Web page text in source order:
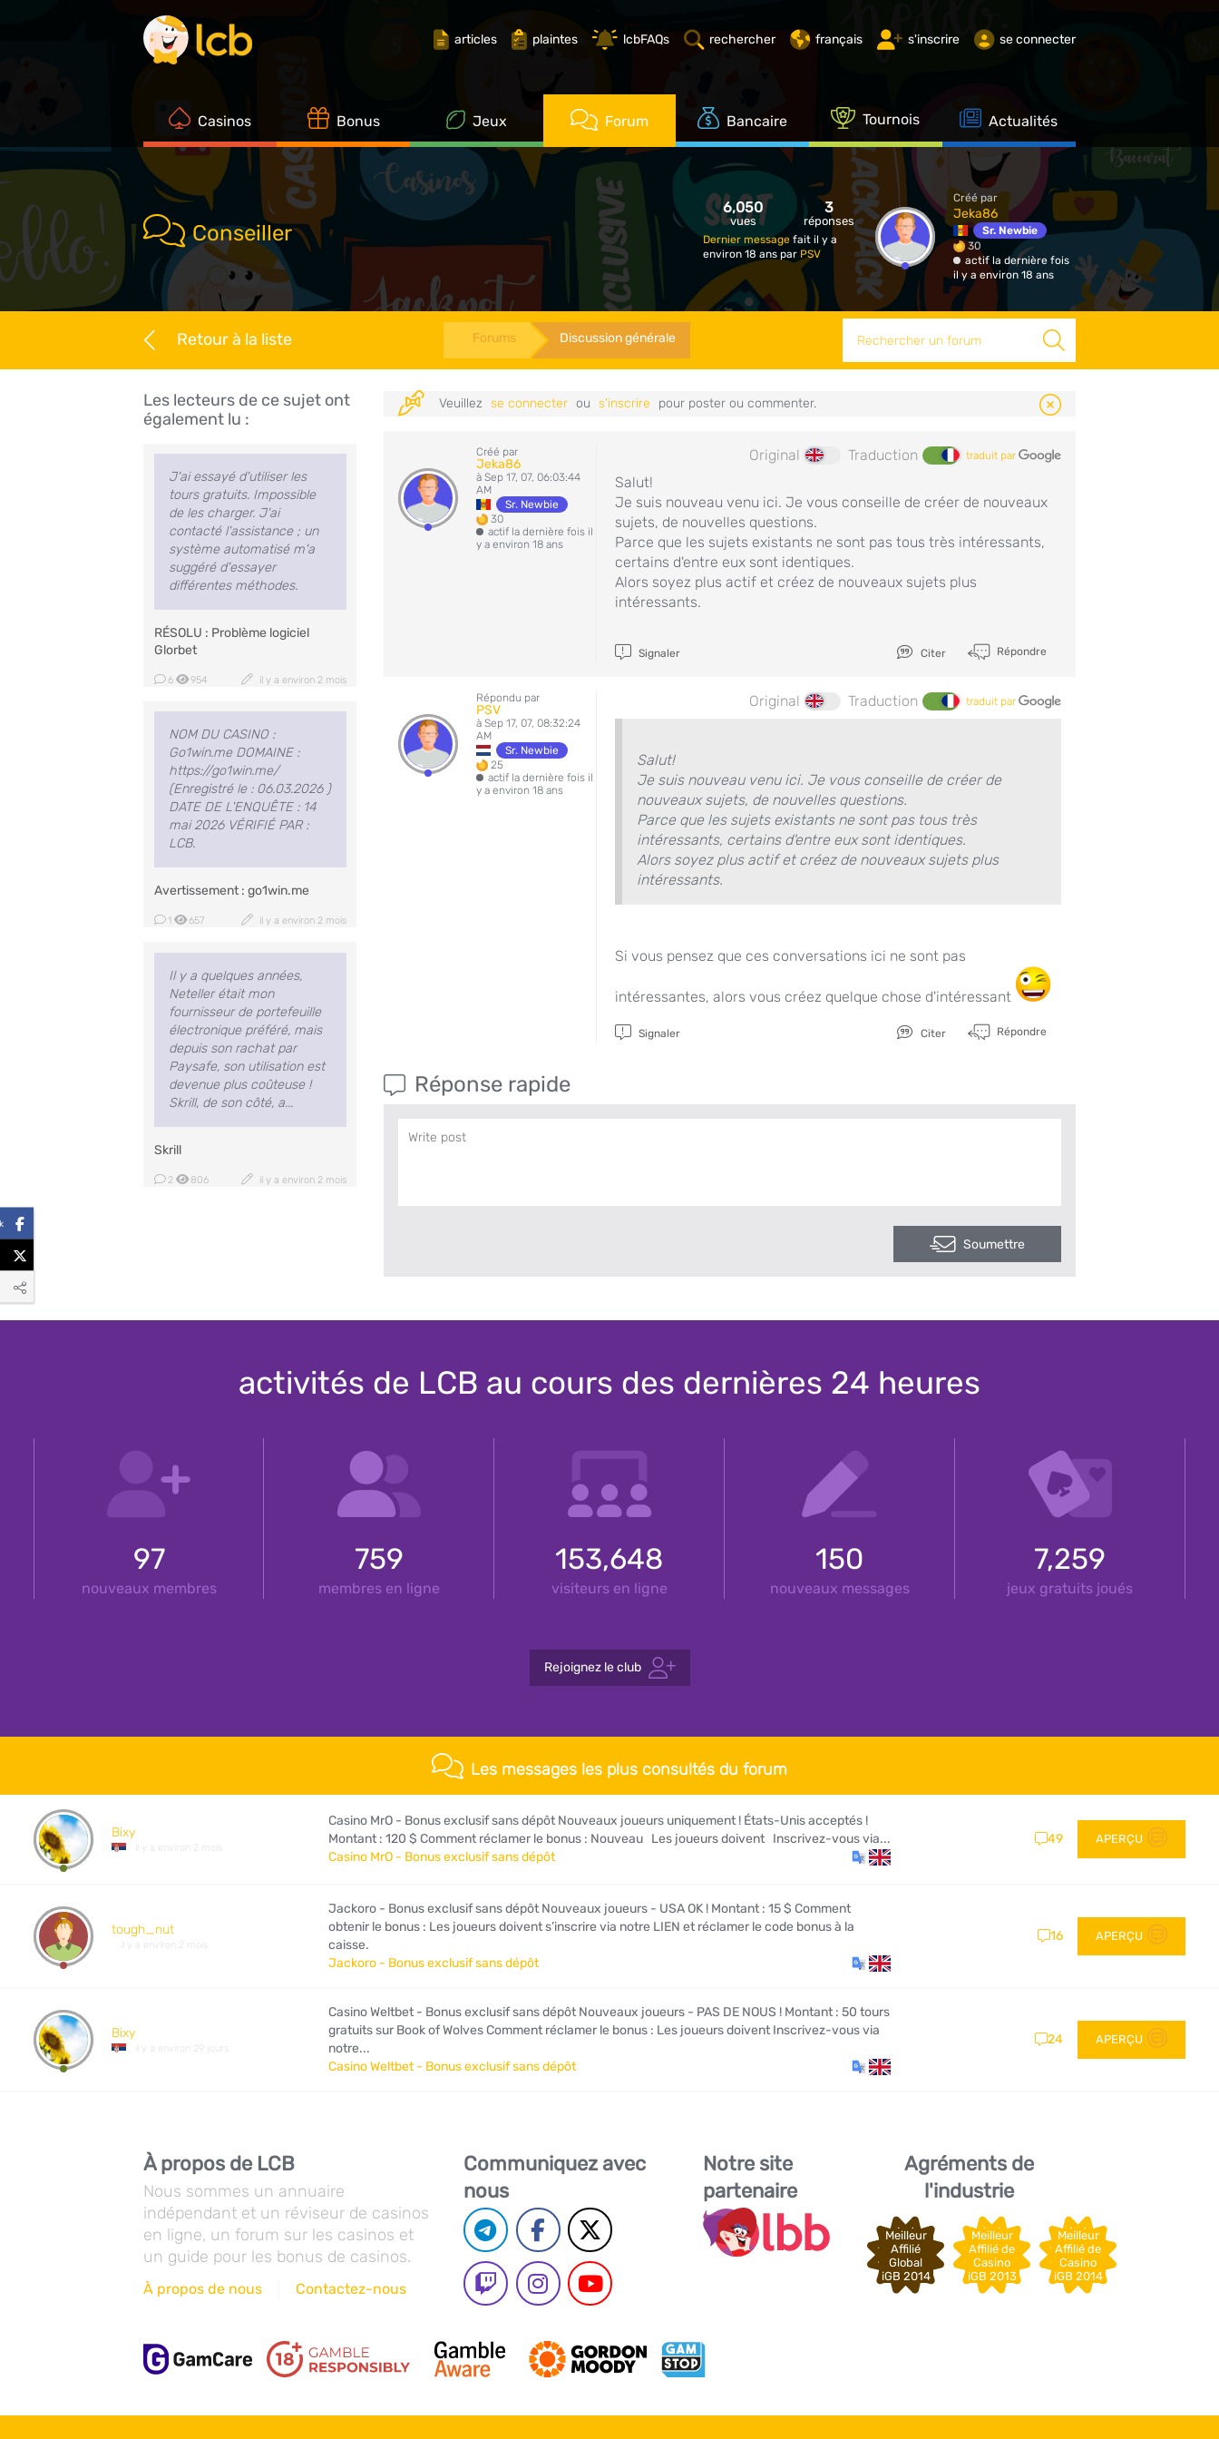
articles plaintes lcbFAQs rechercher français s'inscrire se connecter
Casinos Bonus Jeux Forum Bancaire Tournois Actualités
Conseiller
6,050
vues
3
réponses
Dernier messagefait il y a
environ 18 ans par PSV
Créé par
Jeka86
Sr. Newbie
30
actif la dernière fois
il y a environ 18 ans
Retour à la liste Forums Discussion générale
Les lecteurs de ce sujet ont
également lu :
J'ai essayé d'utiliser les
tours gratuits. Impossible
de les charger. J'ai
contacté l'assistance ; un
système automatisé m'a
suggéré d'essayer
différentes méthodes.
RÉSOLU : Problème logiciel
Glorbet
6 954 il y a environ 2 mois
NOM DU CASINO :
Go1win.me DOMAINE :
https://go1win.me/
(Enregistré le : 06.03.2026 )
DATE DE L'ENQUÊTE : 14
mai 2026 VÉRIFIÉ PAR :
LCB.
Avertissement : go1win.me
1 657 il y a environ 2 mois
Il y a quelques années,
Neteller était mon
fournisseur de portefeuille
électronique préféré, mais
depuis son rachat par
Paysafe, son utilisation est
devenue plus coûteuse !
Skrill, de son côté, a...
Skrill
2 806 il y a environ 2 mois
Veuillez se connecter ou s'inscrire pour poster ou commenter.
Créé par
Jeka86
à Sep 17, 07, 06:03:44
AM
Sr. Newbie
30
actif la dernière fois il
y a environ 18 ans
Original Traduction traduit par
Salut!
Je suis nouveau venu ici. Je vous conseille de créer de nouveaux
sujets, de nouvelles questions.
Parce que les sujets existants ne sont pas tous très intéressants,
certains d'entre eux sont identiques.
Alors soyez plus actif et créez de nouveaux sujets plus
intéressants.
Signaler Citer Répondre
Répondu par
PSV
à Sep 17, 07, 08:32:24
AM
Sr. Newbie
25
actif la dernière fois il
y a environ 18 ans
Original Traduction traduit par
Salut!
Je suis nouveau venu ici. Je vous conseille de créer de
nouveaux sujets, de nouvelles questions.
Parce que les sujets existants ne sont pas tous très
intéressants, certains d'entre eux sont identiques.
Alors soyez plus actif et créez de nouveaux sujets plus
intéressants.
Si vous pensez que ces conversations ici ne sont pas
intéressantes, alors vous créez quelque chose d'intéressant
Signaler Citer Répondre
Réponse rapide
Soumettre
activités de LCB au cours des dernières 24 heures
97
nouveaux membres
759
membres en ligne
153,648
visiteurs en ligne
150
nouveaux messages
7,259
jeux gratuits joués
Rejoignez le club
Les messages les plus consultés du forum
Bixy
il y a environ 2 mois
Casino MrO - Bonus exclusif sans dépôt Nouveaux joueurs uniquement ! États-Unis acceptés !
Montant : 120 $ Comment réclamer le bonus : Nouveau Les joueurs doivent Inscrivez-vous via...
Casino MrO - Bonus exclusif sans dépôt
49 APERÇU
tough_nut
il y a environ 2 mois
Jackoro - Bonus exclusif sans dépôt Nouveaux joueurs - USA OK ! Montant : 15 $ Comment
obtenir le bonus : Les joueurs doivent s’inscrire via notre LIEN et réclamer le code bonus à la
caisse.
Jackoro - Bonus exclusif sans dépôt
16 APERÇU
Bixy
il y a environ 29 jours
Casino Weltbet - Bonus exclusif sans dépôt Nouveaux joueurs - PAS DE NOUS ! Montant : 50 tours
gratuits sur Book of Wolves Comment réclamer le bonus : Les joueurs doivent Inscrivez-vous via
notre...
Casino Weltbet - Bonus exclusif sans dépôt
24 APERÇU
À propos de LCB
Nous sommes un annuaire
indépendant et un réviseur de casinos
en ligne, un forum sur les casinos et
un guide pour les bonus de casinos.
À propos de nous Contactez-nous
Communiquez avec
nous
Notre site
partenaire
Agréments de
l'industrie
Meilleur
Affilié
Global
iGB 2014
Meilleur
Affilié de
Casino
iGB 2013
Meilleur
Affilié de
Casino
iGB 2014